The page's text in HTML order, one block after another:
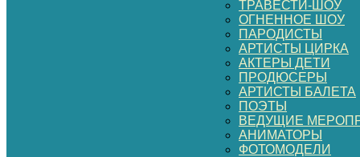
ТРАВЕСТИ-ШОУ
ОГНЕННОЕ ШОУ
ПАРОДИСТЫ
АРТИСТЫ ЦИРКА
АКТЕРЫ ДЕТИ
ПРОДЮСЕРЫ
АРТИСТЫ БАЛЕТА
ПОЭТЫ
ВЕДУЩИЕ
АНИМАТОРЫ
ФОТОМОДЕЛИ